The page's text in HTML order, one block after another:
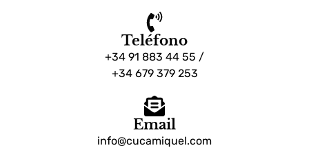
Teléfono
+34 91 883 44 55 /
+34 679 379 253
Email
info@cucamiquel.com